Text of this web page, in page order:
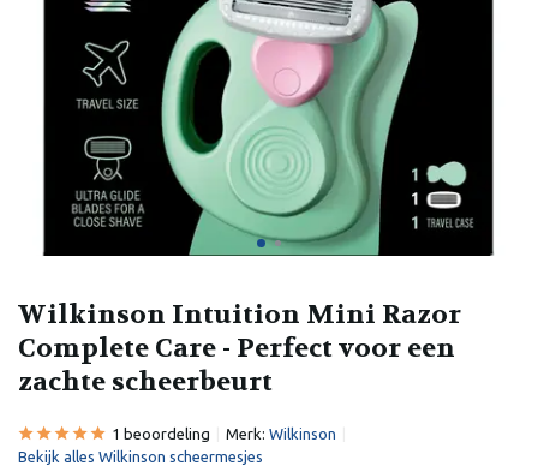
Wilkinson Intuition Mini Razor
Complete Care - Perfect voor een
zachte scheerbeurt
1 beoordeling Merk: Wilkinson
Bekijk alles Wilkinson scheermesjes